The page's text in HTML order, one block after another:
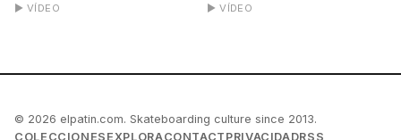
▶ VÍDEO ▶ VÍDEO
© 2026 elpatin.com. Skateboarding culture since 2013.
COLECCIONES EXPLORACONTACT PRIVACIDADRSS